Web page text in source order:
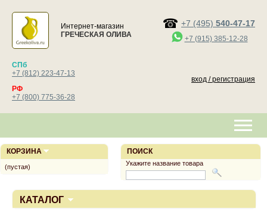
Интернет-магазин
ГРЕЧЕСКАЯ ОЛИВА
+7 (495) 540-47-17
+7 (915) 385-12-28
СПб
+7 (812) 223-47-13
РФ
+7 (800) 775-36-28
вход / регистрация
КАТАЛОГ
ПОИСК
Укажите название товара
КОРЗИНА
(пустая)